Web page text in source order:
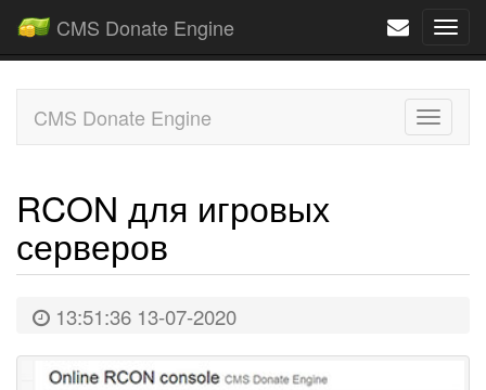
CMS Donate Engine
Toggle
CMS Donate Engine
RCON для игровых
серверов
13:51:36 13-07-2020